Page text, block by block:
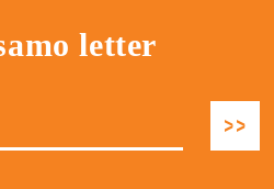
letter